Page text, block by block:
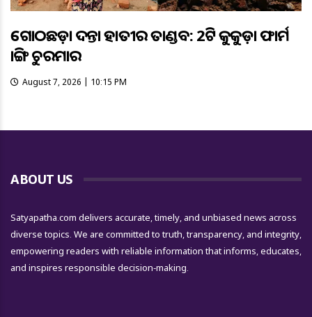
ଗୋଠଛଡ଼ା ଦନ୍ତା ହାତୀର ତାଣ୍ଡବ: 2ଟି କୁକୁଡ଼ା ଫାର୍ମ
ଭାଙ୍ଗି ଚୁରମାର
August 7, 2026 | 10:15 PM
ABOUT US
Satyapatha.com delivers accurate, timely, and unbiased news across
diverse topics. We are committed to truth, transparency, and integrity,
empowering readers with reliable information that informs, educates,
and inspires responsible decision-making.